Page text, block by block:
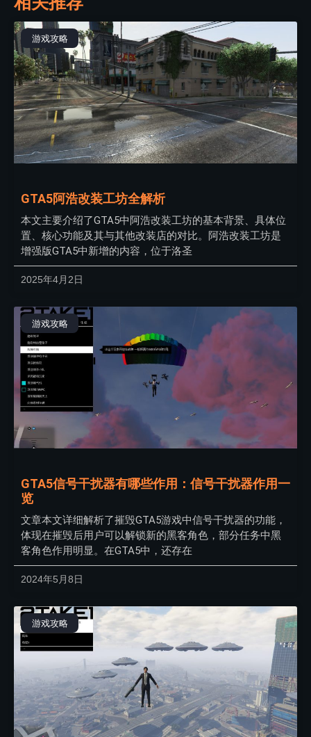
游戏攻略
GTA5阿浩改装工坊全解析
本文主要介绍了GTA5中阿浩改装工坊的基本背景、具体位
置、核心功能及其与其他改装店的对比。阿浩改装工坊是
增强版GTA5中新增的内容，位于洛圣
2025年4月2日
游戏攻略
GTA5信号干扰器有哪些作用：信号干扰器作用一
览
文章本文详细解析了摧毁GTA5游戏中信号干扰器的功能，
体现在摧毁后用户可以解锁新的黑客角色，部分任务中黑
客角色作用明显。在GTA5中，还存在
2024年5月8日
游戏攻略